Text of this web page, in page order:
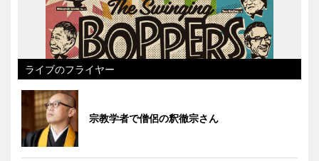
ライブのフライヤー
宗教学者で僧侶の釈徹宗さん